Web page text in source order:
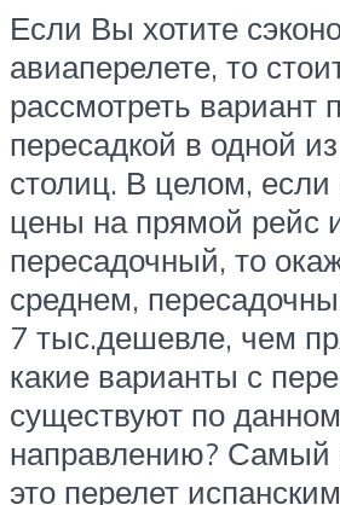
Если Вы хотите
авиаперелете, то
рассмотреть вариант
пересадкой в одной
столиц. В целом, если
цены на прямой рейс
пересадочный, то
среднем,
7 тыс.дешевле, чем
какие варианты с
существуют по
направлению? Самый
это перелет испанским